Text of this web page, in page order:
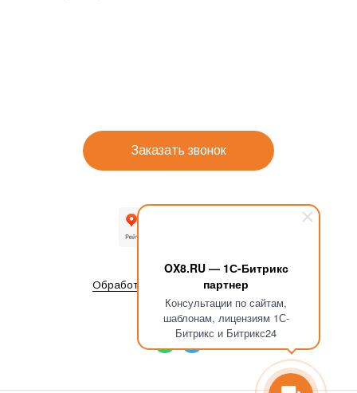
OX8.RU — 1С-Битрикс
партнер
Консультации по сайтам,
шаблонам, лицензиям 1С-
Битрикс и Битрикс24
Заказать звонок
Обработка персональных данных